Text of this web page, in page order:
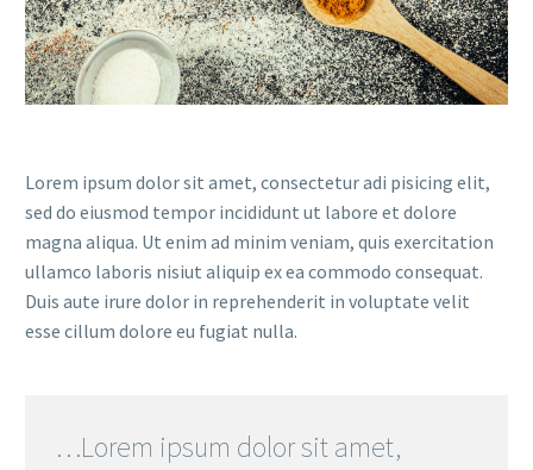
Lorem ipsum dolor sit amet, consectetur adi pisicing elit,
sed do eiusmod tempor incididunt ut labore et dolore
magna aliqua. Ut enim ad minim veniam, quis exercitation
ullamco laboris nisiut aliquip ex ea commodo consequat.
Duis aute irure dolor in reprehenderit in voluptate velit
esse cillum dolore eu fugiat nulla.
…Lorem ipsum dolor sit amet,